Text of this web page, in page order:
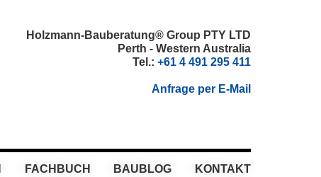
Holzmann-Bauberatung® Group PTY LTD
Perth - Western Australia
Tel.: +61 4 491 295 411
Anfrage per E-Mail
FACHBUCH BAUBLOG KONTAKT